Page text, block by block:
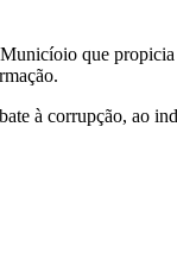
que
à corrupção, ao